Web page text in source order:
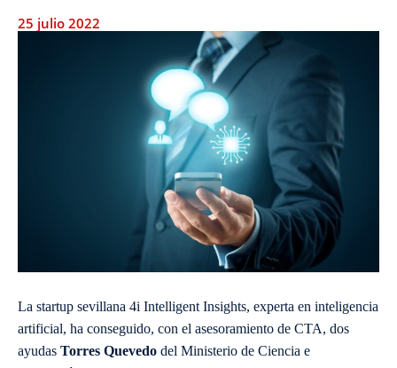
25 julio 2022
La startup sevillana 4i Intelligent Insights, experta en inteligencia
artificial, ha conseguido, con el asesoramiento de CTA, dos
ayudas Torres Quevedo del Ministerio de Ciencia e